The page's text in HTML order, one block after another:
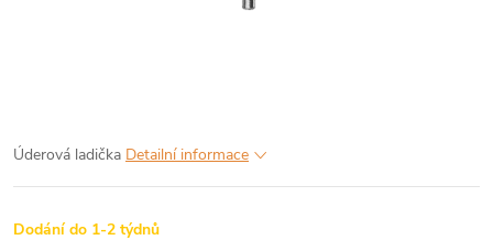
Úderová ladička Detailní informace
Dodání do 1-2 týdnů